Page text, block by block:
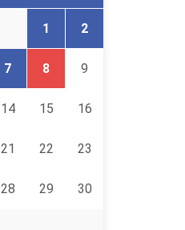
1 2
7 8 9
14 15 16
21 22 23
28 29 30